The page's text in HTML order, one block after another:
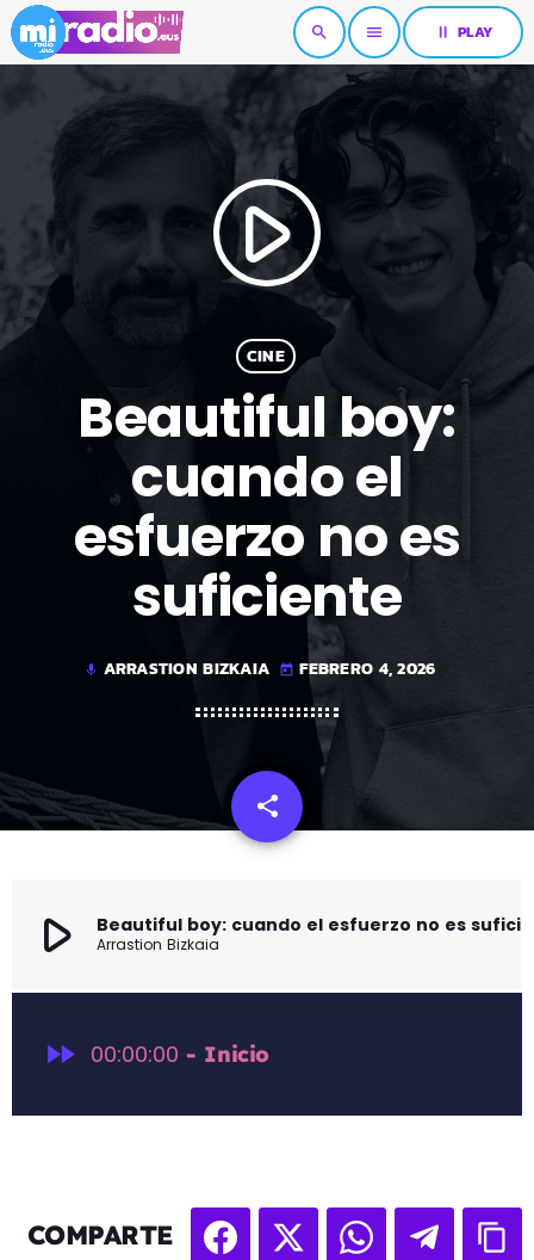
search menu pause PLAY
play_arrow
CINE
Beautiful boy:
cuando el
esfuerzo no es
suficiente
mic ARRASTION BIZKAIA today FEBRERO 4, 2026
share
email
play_arrow Arrastion Bizkaia
fast_forward 00:00:00 - Inicio
COMPARTE